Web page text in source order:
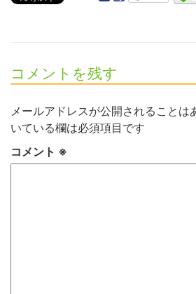
コメントを残す
メールアドレスが公開されることは
いている欄は必須項目です
コメント ※